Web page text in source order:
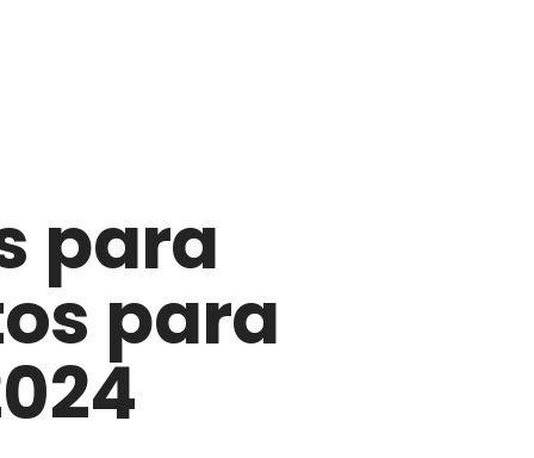
para
para